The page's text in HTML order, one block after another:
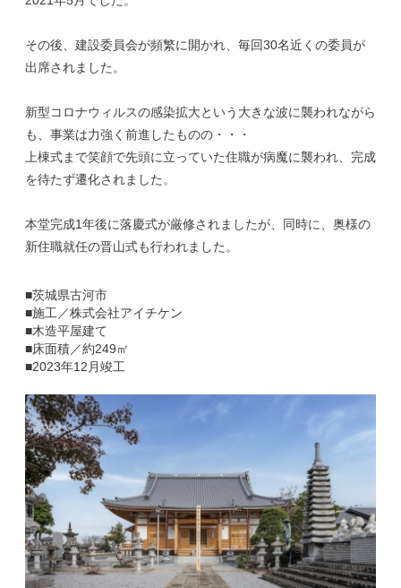
その後、建設委員会が頻繁に開かれ、毎回30名近くの委員が
出席されました。
新型コロナウィルスの感染拡大という大きな波に襲われながら
も、事業は力強く前進したものの・・・
上棟式まで笑顔で先頭に立っていた住職が病魔に襲われ、完成
を待たず遷化されました。
本堂完成1年後に落慶式が厳修されましたが、同時に、奥様の
新住職就任の晋山式も行われました。
■茨城県古河市
■施工／株式会社アイチケン
■木造平屋建て
■床面積／約249㎡
■2023年12月竣工